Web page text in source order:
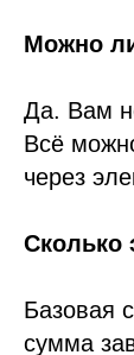
Можно
Да. Вам
Всё
через
Сколько
Базовая
сумма